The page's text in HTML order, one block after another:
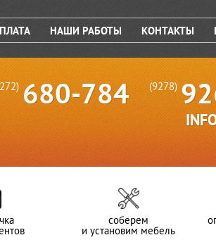
НАШИ РАБОТЫ КОНТАКТЫ
680-784 (9278)
соберем
и установим мебель